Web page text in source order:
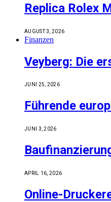
Replica Rolex
AUGUST 3, 2026
Finanzen
Veyberg: Die
JUNI 25, 2026
Führende
JUNI 3, 2026
APRIL 16, 2026
Online-